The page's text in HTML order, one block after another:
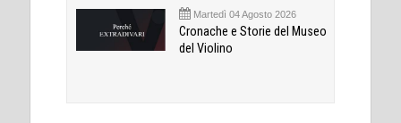
Martedì 04 Agosto 2026
Cronache e Storie del Museo
del Violino